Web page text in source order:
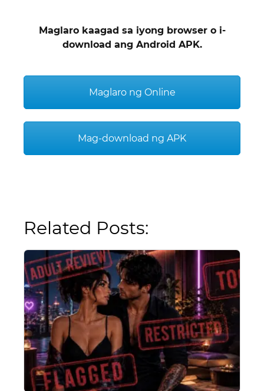
Maglaro kaagad sa iyong browser o i-
download ang Android APK.
Maglaro ng Online
Mag-download ng APK
Related Posts: